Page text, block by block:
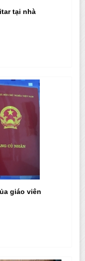
tại nhà
giáo viên